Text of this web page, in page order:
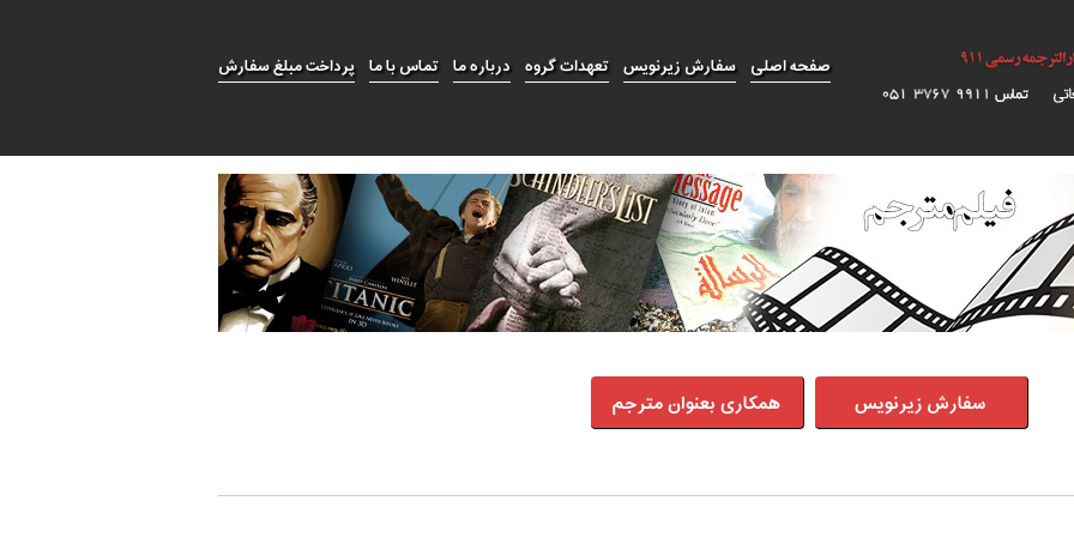
پرداخت مبلغ سفارش تماس با ما درباره ما تعهدات گروه سفارش زیرنویس صفحه اصلی
سفارش زیرنویس همکاری بعنوان مترجم